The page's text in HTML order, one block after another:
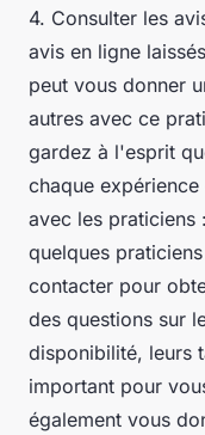
4. Consulter les
avis en ligne
peut vous donner
autres avec ce
gardez à l'esprit
chaque
avec les praticiens
quelques
contacter pour
des questions sur
disponibilité, leurs
important pour
également vous